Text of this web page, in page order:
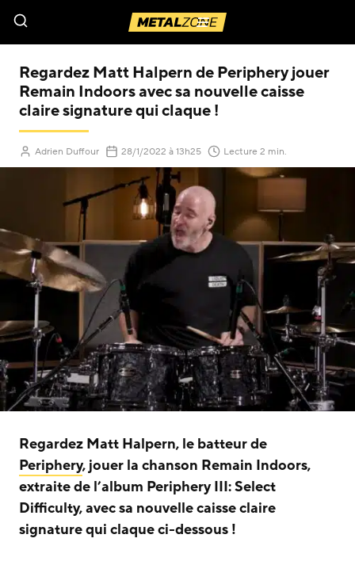
Menu
Regardez Matt Halpern de Periphery jouer
Remain Indoors avec sa nouvelle caisse
claire signature qui claque !
Adrien Duffour 28/1/2022 (Mis à jour le)
à 13h25 Lecture 2 min.
Regardez Matt Halpern, le batteur de
Periphery, jouer la chanson Remain Indoors,
extraite de l’album Periphery III: Select
Difficulty, avec sa nouvelle caisse claire
signature qui claque ci-dessous !